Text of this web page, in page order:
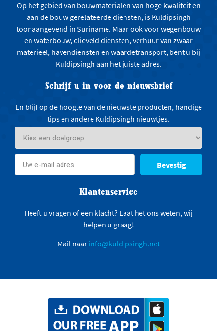
Op het gebied van bouwmaterialen van hoge kwaliteit en
aan de bouw gerelateerde diensten, is Kuldipsingh
toonaangevend in Suriname. Maar ook voor wegenbouw
en waterbouw, olieveld diensten, verhuur van zwaar
materieel, havendiensten en waardetransport, bent u bij
Kuldipsingh aan het juiste adres.
Schrijf u in voor de nieuwsbrief
En blijf op de hoogte van de nieuwste producten, handige
tips en andere Kuldipsingh nieuwtjes.
Bevestig
Klantenservice
Heeft u vragen of een klacht? Laat het ons weten, wij
helpen u graag!
Mail naar info@kuldipsingh.net